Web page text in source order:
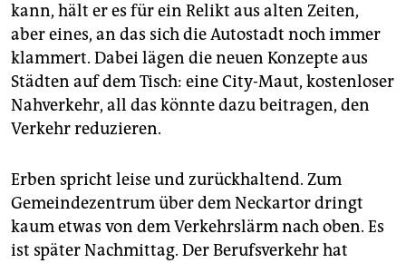
kann, hält er es für ein Relikt aus alten Zeiten,
aber eines, an das sich die Autostadt noch immer
klammert. Dabei lägen die neuen Konzepte aus
Städten auf dem Tisch: eine City-Maut, kostenloser
Nahverkehr, all das könnte dazu beitragen, den
Verkehr reduzieren.
Erben spricht leise und zurückhaltend. Zum
Gemeindezentrum über dem Neckartor dringt
kaum etwas von dem Verkehrslärm nach oben. Es
ist später Nachmittag. Der Berufsverkehr hat